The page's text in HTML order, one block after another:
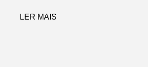
LER MAIS